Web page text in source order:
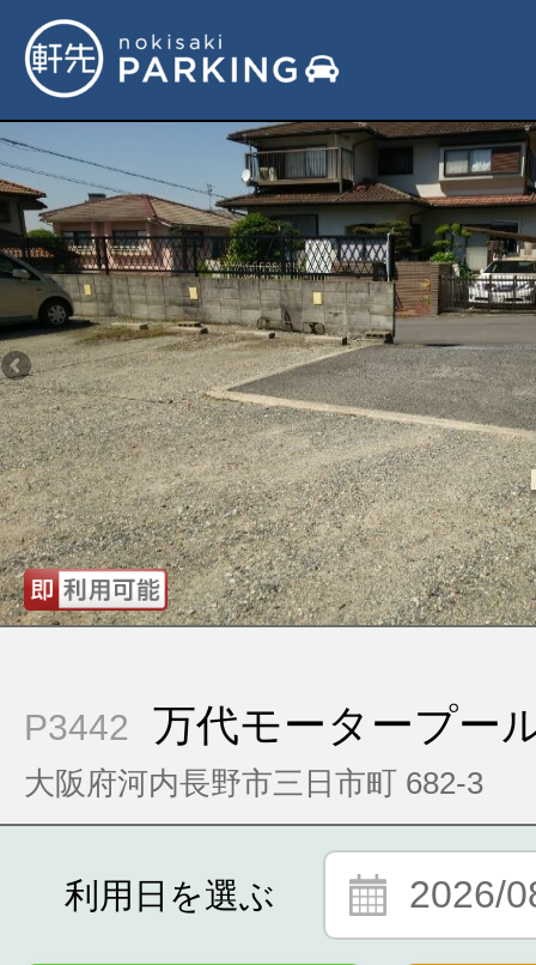
P3442 万代モータープー
大阪府河内長野市三日市町 682-3
利用日を選ぶ 2026/